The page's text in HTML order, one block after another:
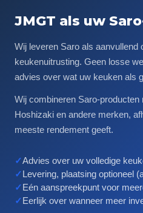
JMGT als uw
Wij leveren Saro als aanvullend
keukenuitrusting. Geen losse
advies over wat uw keuken als
Wij combineren Saro-
Hoshizaki en andere merken,
meeste rendement geeft.
✓Advies over uw volledige
✓Levering, plaatsing optioneel
✓Eén aanspreekpunt voor
✓Eerlijk over wanneer meer